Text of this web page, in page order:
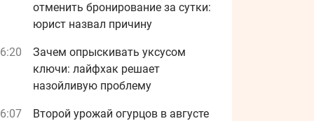
отменить бронирование за сутки:
юрист назвал причину
Зачем опрыскивать уксусом
ключи: лайфхак решает
назойливую проблему
Второй урожай огурцов в августе